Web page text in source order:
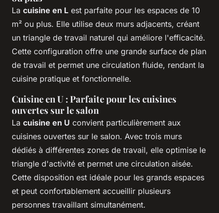
La cuisine en L est parfaite pour les espaces de 10
m² ou plus. Elle utilise deux murs adjacents, créant
un triangle de travail naturel qui améliore l'efficacité.
Cette configuration offre une grande surface de plan
de travail et permet une circulation fluide, rendant la
cuisine pratique et fonctionnelle.
Cuisine en U : Parfaite pour les cuisines
ouvertes sur le salon
La cuisine en U convient particulièrement aux
cuisines ouvertes sur le salon. Avec trois murs
dédiés à différentes zones de travail, elle optimise le
triangle d'activité et permet une circulation aisée.
Cette disposition est idéale pour les grands espaces
et peut confortablement accueillir plusieurs
personnes travaillant simultanément.